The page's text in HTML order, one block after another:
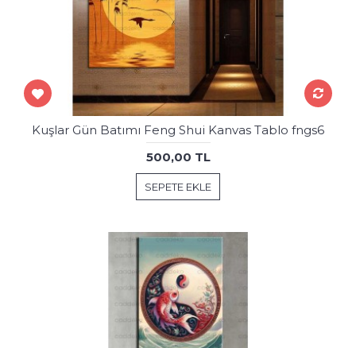
Kuşlar Gün Batımı Feng Shui Kanvas Tablo fngs6
500,00 TL
SEPETE EKLE